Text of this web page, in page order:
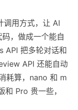
调用方式，让 AI
，做成一个能自
API 把多轮对话和
API 还能自动
耗算，nano 和 m
Pro 贵一些，